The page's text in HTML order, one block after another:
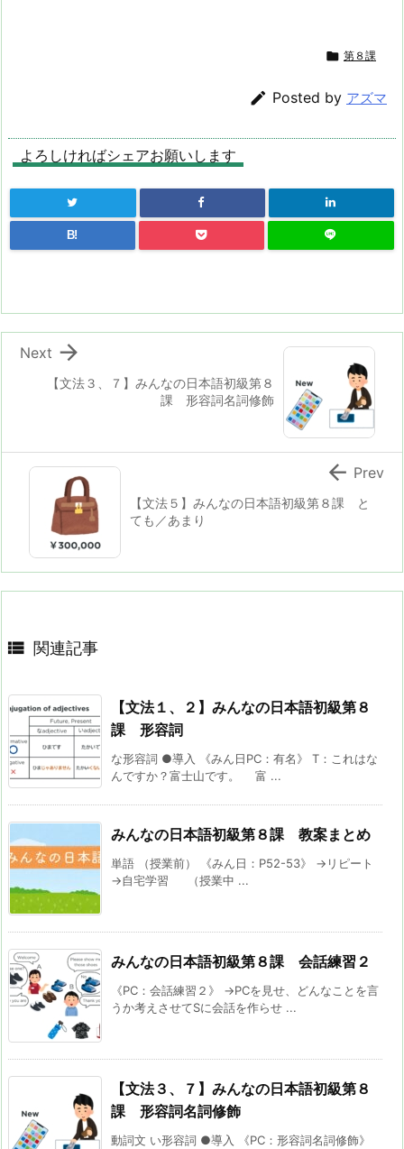
 第８課
 Posted by アズマ
よろしければシェアお願いします
B!
【文法３、７】みんなの日本語初級第８
課 形容詞名詞修飾

Next
【文法５】みんなの日本語初級第８課 と
ても／あまり
 Prev
 関連記事
【文法１、２】みんなの日本語初級第８
課 形容詞
な形容詞 ●導入 《みん日PC：有名》 T：これはな
んですか？富士山です。 富 ...
みんなの日本語初級第８課 教案まとめ
単語 （授業前） 《みん日：P52-53》 →リピート
→自宅学習 （授業中 ...
みんなの日本語初級第８課 会話練習２
《PC：会話練習２》 →PCを見せ、どんなことを言
うか考えさせてSに会話を作らせ ...
【文法３、７】みんなの日本語初級第８
課 形容詞名詞修飾
動詞文 い形容詞 ●導入 《PC：形容詞名詞修飾》